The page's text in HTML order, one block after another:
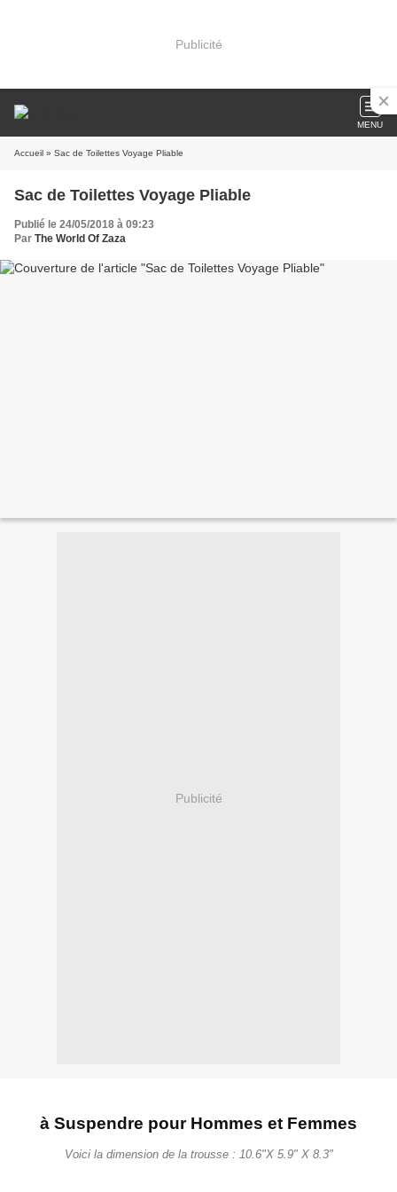
Publicité
MENU
Accueil » Sac de Toilettes Voyage Pliable
Sac de Toilettes Voyage Pliable
Publié le 24/05/2018 à 09:23
Par The World Of Zaza
Publicité
à Suspendre pour Hommes et Femmes
Voici la dimension de la trousse : 10.6"X 5.9" X 8.3"